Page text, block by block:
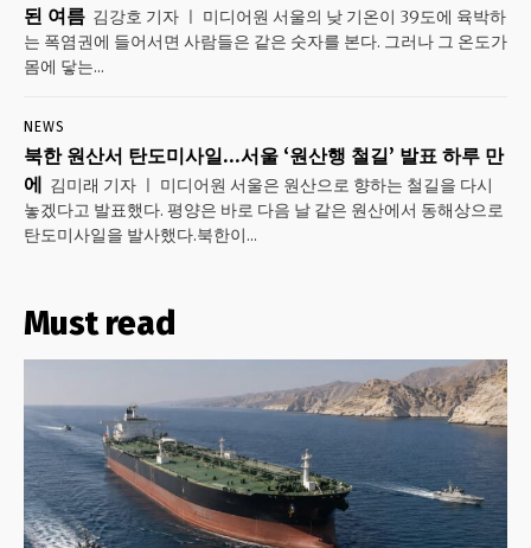
된 여름 김강호 기자 ㅣ 미디어원 서울의 낮 기온이 39도에 육박하
는 폭염권에 들어서면 사람들은 같은 숫자를 본다. 그러나 그 온도가
몸에 닿는...
NEWS
북한 원산서 탄도미사일…서울 ‘원산행 철길’ 발표 하루 만
에 김미래 기자 ㅣ 미디어원 서울은 원산으로 향하는 철길을 다시
놓겠다고 발표했다. 평양은 바로 다음 날 같은 원산에서 동해상으로
탄도미사일을 발사했다.북한이...
Must read